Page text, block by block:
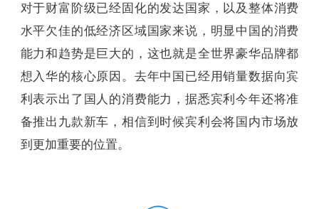
对于财富阶级已经固化的发达国家，以及整体消费
水平欠佳的低经济区域国家来说，明显中国的消费
能力和趋势是巨大的，这也就是全世界豪华品牌都
想入华的核心原因。去年中国已经用销量数据向宾
利表示出了国人的消费能力，据悉宾利今年还将准
备推出九款新车，相信到时候宾利会将国内市场放
到更加重要的位置。